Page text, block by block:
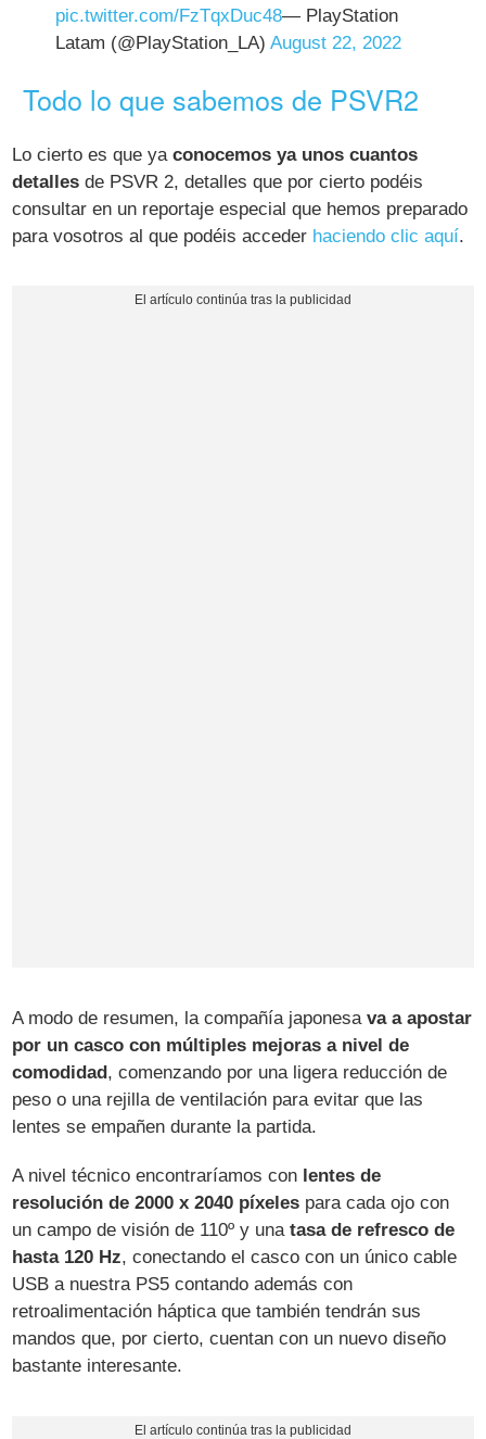
pic.twitter.com/FzTqxDuc48— PlayStation
Latam (@PlayStation_LA)August 22, 2022
Todo lo que sabemos de PSVR2
Lo cierto es que yaconocemos ya unos cuantos
detalles de PSVR 2, detalles que por cierto podéis
consultar en un reportaje especial que hemos preparado
para vosotros al que podéis acceder haciendo clic aquí.
A modo de resumen, la compañía japonesava a apostar
por un casco con múltiples mejoras a nivel de
comodidad, comenzando por una ligera reducción de
peso o una rejilla de ventilación para evitar que las
lentes se empañen durante la partida.
A nivel técnico encontraríamos con lentes de
resolución de 2000 x 2040 píxeles para cada ojo con
un campo de visión de 110º y unatasa de refresco de
hasta 120 Hz, conectando el casco con un único cable
USB a nuestra PS5 contando además con
retroalimentación háptica que también tendrán sus
mandos que, por cierto, cuentan con un nuevo diseño
bastante interesante.